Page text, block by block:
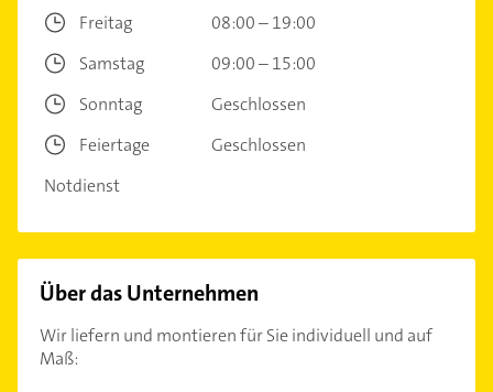
Freitag
08:00 – 19:00
Samstag
09:00 – 15:00
Sonntag
Geschlossen
Feiertage
Geschlossen
Notdienst
Über das Unternehmen
Wir liefern und montieren für Sie individuell und auf
Maß: